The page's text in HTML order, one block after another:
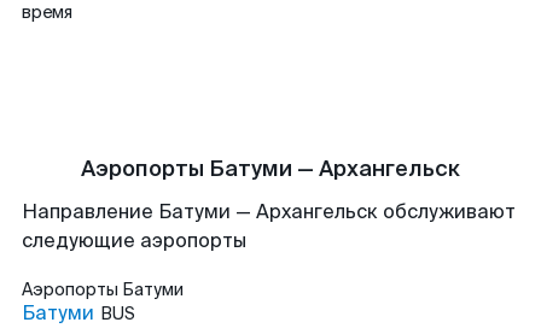
время
Аэропорты Батуми — Архангельск
Направление Батуми — Архангельск обслуживают
следующие аэропорты
Аэропорты Батуми
Батуми BUS